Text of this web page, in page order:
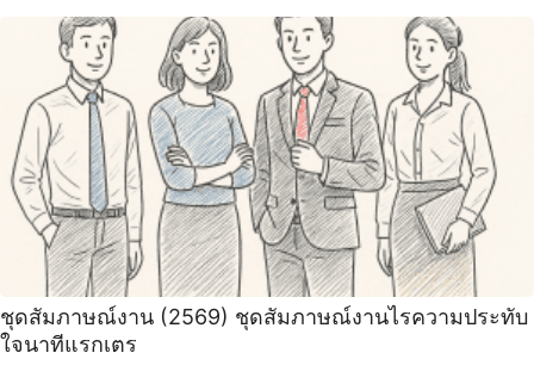
ชุดสัมภาษณ์งาน (2569) ชุดสัมภาษณ์งานไรความประทับ
ใจนาทีแรกเตร